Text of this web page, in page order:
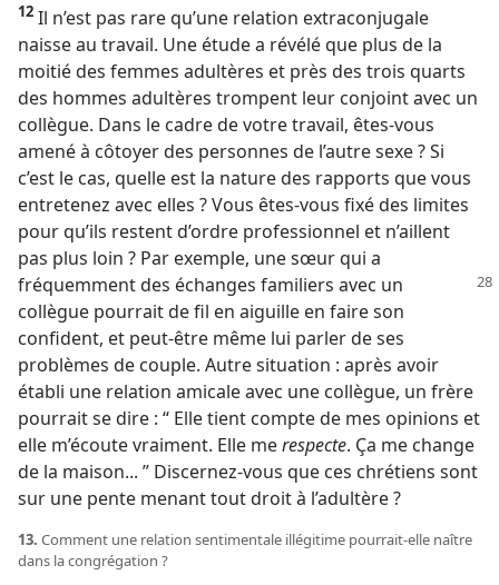
12 Il n’est pas rare qu’une relation extraconjugale
naisse au travail. Une étude a révélé que plus de la
moitié des femmes adultères et près des trois quarts
des hommes adultères trompent leur conjoint avec un
collègue. Dans le cadre de votre travail, êtes-​vous
amené à côtoyer des personnes de l’autre sexe ? Si
c’est le cas, quelle est la nature des rapports que vous
entretenez avec elles ? Vous êtes-​vous fixé des limites
pour qu’ils restent d’ordre professionnel et n’aillent
pas plus loin ? Par exemple, une sœur qui a
fréquemment des échanges familiers avec un
collègue pourrait de fil en aiguille en faire son
confident, et peut-être même lui parler de ses
problèmes de couple. Autre situation : après avoir
établi une relation amicale avec une collègue, un frère
pourrait se dire : “ Elle tient compte de mes opinions et
elle m’écoute vraiment. Elle merespecte. Ça me change
de la maison... ” Discernez-​vous que ces chrétiens sont
sur une pente menant tout droit à l’adultère ?
13. Comment une relation sentimentale illégitime pourrait-​elle naître
dans la congrégation ?